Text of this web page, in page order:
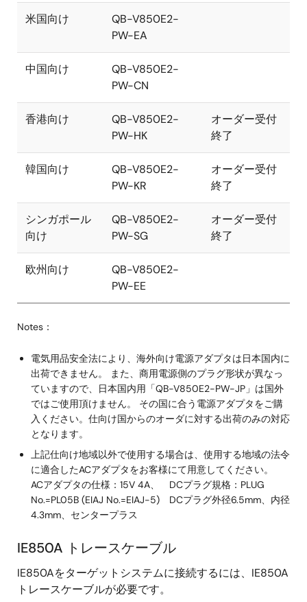
米国向け
QB-V850E2-
PW-EA
中国向け
QB-V850E2-
PW-CN
香港向け
QB-V850E2-
PW-HK
オーダー受付
終了
韓国向け
QB-V850E2-
PW-KR
オーダー受付
終了
シンガポール
向け
QB-V850E2-
PW-SG
オーダー受付
終了
欧州向け
QB-V850E2-
PW-EE
Notes：
電気用品安全法により、海外向け電源アダプタは日本国内に
出荷できません。 また、商用電源側のプラグ形状が異なっ
ていますので、日本国内用「QB-V850E2-PW-JP」は国外
ではご使用頂けません。 その国に合う電源アダプタをご購
入ください。仕向け国からのオーダに対する出荷のみの対応
となります。
上記仕向け地域以外で使用する場合は、使用する地域の法令
に適合したACアダプタをお客様にて用意してください。
ACアダプタの仕様：15V 4A、 DCプラグ規格：PLUG
No.=PL05B (EIAJ No.=EIAJ-5) DCプラグ外径6.5mm、内径
4.3mm、センタープラス
IE850A トレースケーブル
IE850Aをターゲットシステムに接続するには、IE850A
トレースケーブルが必要です。